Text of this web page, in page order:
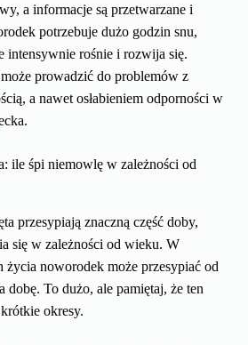
a informacje są przetwarzane i
potrzebuje dużo godzin snu,
intensywnie rośnie i rozwija się.
prowadzić do problemów z
a nawet osłabieniem odporności w
ile śpi niemowlę w zależności od
przesypiają znaczną część doby,
się w zależności od wieku. W
życia noworodek może przesypiać od
dobę. To dużo, ale pamiętaj, że ten
okresy.